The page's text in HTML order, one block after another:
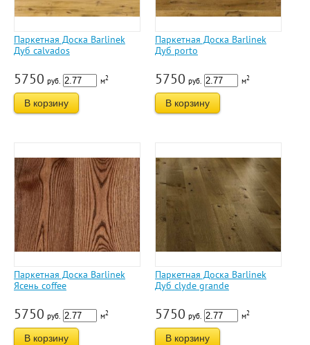
Паркетная Доска Barlinek
Дуб calvados
5750 руб. м2
В корзину
Паркетная Доска Barlinek
Дуб porto
5750 руб. м2
В корзину
Паркетная Доска Barlinek
Ясень coffee
5750 руб. м2
В корзину
Паркетная Доска Barlinek
Дуб clyde grande
5750 руб. м2
В корзину